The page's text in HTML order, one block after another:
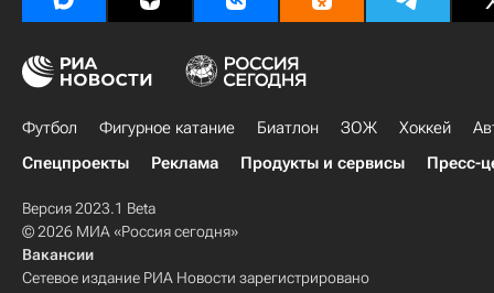
Футбол Фигурное катание Биатлон ЗОЖ Хоккей
Спецпроекты
Реклама Продукты и сервисы Пресс-
Версия 2023.1 Beta
© 2026 МИА «Россия сегодня»
Вакансии
Сетевое издание РИА Новости зарегистрировано